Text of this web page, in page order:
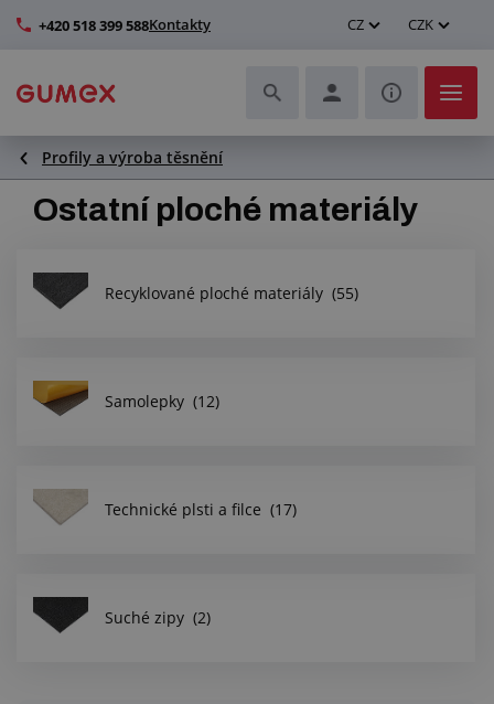
+420 518 399 588Kontakty CZ CZK
Hadice a jejich kompletace
Profily a výroba těsnění
Technické plasty
Zlepšení pracovního prostředí
Centrum poptávek
O nás a kariéra
Profily a výroba těsnění
Ostatní ploché materiály
Recyklované ploché materiály (55)
Samolepky (12)
Technické plsti a filce (17)
Suché zipy (2)